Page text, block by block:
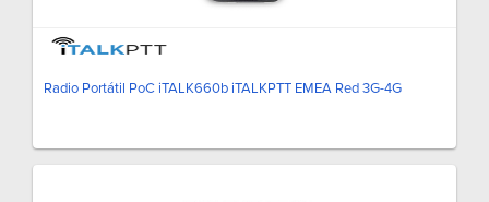
Radio Portátil PoC iTALK660b iTALKPTT EMEA Red 3G-4G